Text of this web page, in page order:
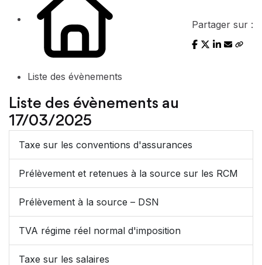
Liste des évènements
Partager sur :
Liste des évènements au
17/03/2025
Taxe sur les conventions d'assurances
Prélèvement et retenues à la source sur les RCM
Prélèvement à la source – DSN
TVA régime réel normal d'imposition
Taxe sur les salaires